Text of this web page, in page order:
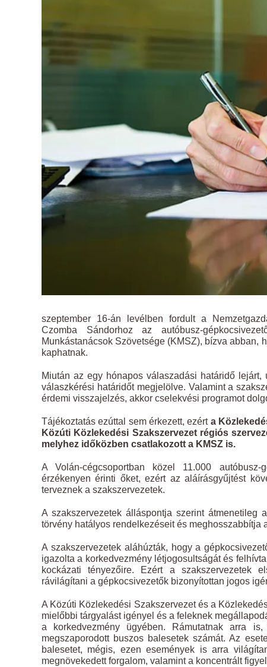
szeptember 16-án levélben fordult a
Czomba Sándorhoz az autóbusz-
Munkástanácsok Szövetsége (KMSZ), bízva abban,
kaphatnak.
Miután az egy hónapos válaszadási határidő
válaszkérési határidőt megjelölve. Valamint a
érdemi visszajelzés, akkor cselekvési programot
Tájékoztatás ezúttal sem érkezett, ezért a
Közúti Közlekedési Szakszervezet régiós
melyhez időközben csatlakozott a KMSZ is.
A Volán-cégcsoportban közel 11.000
érzékenyen érinti őket, ezért az aláírásgyűjtést
terveznek a szakszervezetek.
A szakszervezetek álláspontja szerint
törvény hatályos rendelkezéseit és meghosszabbítja
A szakszervezetek aláhúzták, hogy a
igazolta a korkedvezmény létjogosultságát és
kockázati tényezőire. Ezért a szakszervezetek
rávilágítani a gépkocsivezetők bizonyítottan jogos
A Közúti Közlekedési Szakszervezet és a
mielőbbi tárgyalást igényel és a feleknek
a korkedvezmény ügyében. Rámutatnak arra
megszaporodott buszos balesetek számát. Az
balesetet, mégis, ezen események is arra
megnövekedett forgalom, valamint a koncentrált